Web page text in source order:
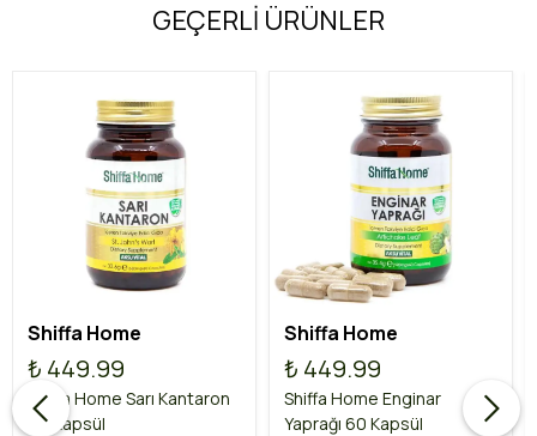
GEÇERLİ ÜRÜNLER
Shiffa Home
₺ 449.99
Shiffa Home Sarı Kantaron
60 Kapsül
Shiffa Home
₺ 449.99
Shiffa Home Enginar
Yaprağı 60 Kapsül